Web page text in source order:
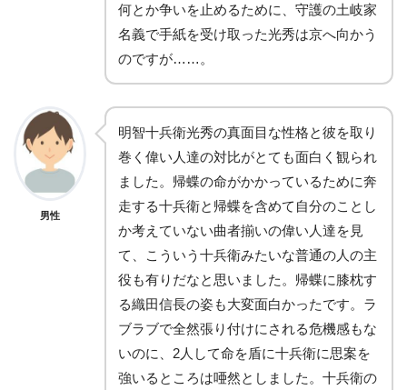
何とか争いを止めるために、守護の土岐家
名義で手紙を受け取った光秀は京へ向かう
のですが……。
男性
明智十兵衛光秀の真面目な性格と彼を取り
巻く偉い人達の対比がとても面白く観られ
ました。帰蝶の命がかかっているために奔
走する十兵衛と帰蝶を含めて自分のことし
か考えていない曲者揃いの偉い人達を見
て、こういう十兵衛みたいな普通の人の主
役も有りだなと思いました。帰蝶に膝枕す
る織田信長の姿も大変面白かったです。ラ
ブラブで全然張り付けにされる危機感もな
いのに、2人して命を盾に十兵衛に思案を
強いるところは唖然としました。十兵衛の